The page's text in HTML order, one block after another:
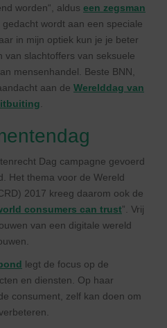
worden“, aldus een zegsman
gedacht wordt aan een speciale
in mijn optiek kun je je beter
van slachtoffers van seksuele
mensenhandel. Beste BNN,
aan de Werelddag van
Dag campagne gevoerd
Het thema voor de Wereld
2017 kreeg daarom ook de
consumers can trust”. Vrij
van een digitale wereld
legt de focus op de
en diensten. Op haar
consument, zelf kan doen om